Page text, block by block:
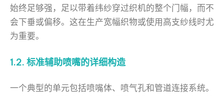
始终足够强，足以带着纬纱穿过织机的整个门幅，而不
会下垂或偏移。这在生产宽幅织物或使用高支纱线时尤
为重要。
1.2. 标准辅助喷嘴的详细构造
一个典型的单元包括喷嘴体、喷气孔和管道连接系统。